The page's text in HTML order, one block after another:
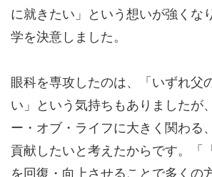
に就きたい」という想いが強くな
学を決意しました。
眼科を専攻したのは、「いずれ父
い」という気持ちもありましたが
ー・オブ・ライフに大きく関わる
貢献したいと考えたからです。「
を回復・向上させることで多くの